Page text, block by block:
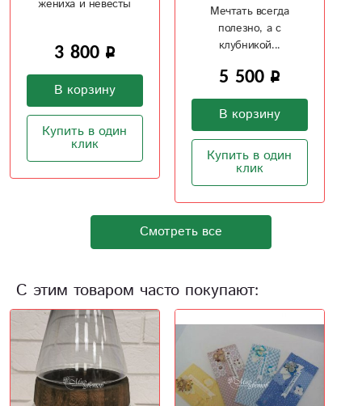
Мечтать всегда
клубникой...
5 500
В корзину
Нежная корзина из
лилии, хризантемы и
гвоздики
3 500
В корзину
Купить в один
клик
Смотреть все
С этим товаром часто покупают: